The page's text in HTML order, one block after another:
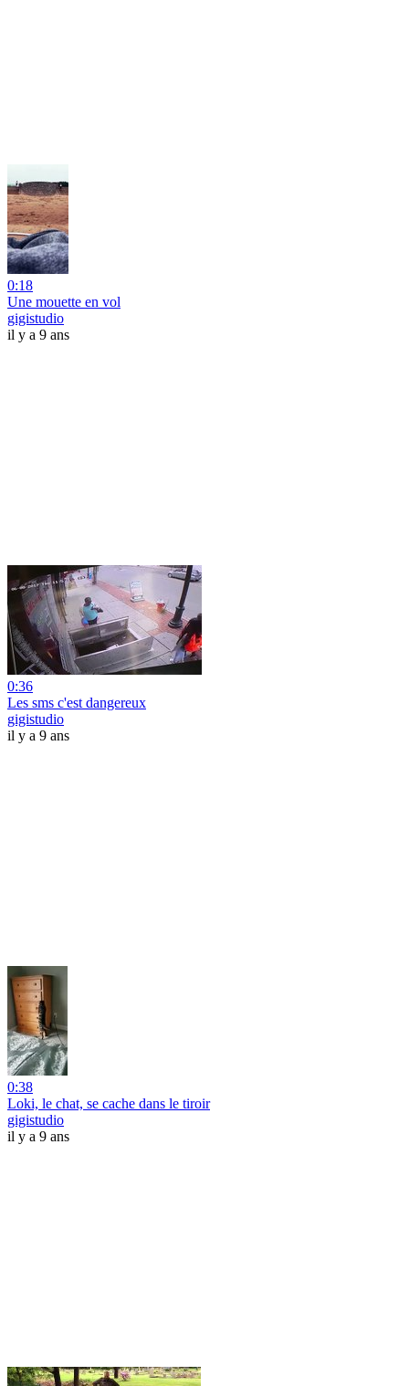
0:18
Une mouette en vol
gigistudio
il y a 9 ans
0:36
Les sms c'est dangereux
gigistudio
il y a 9 ans
0:38
Loki, le chat, se cache dans le tiroir
gigistudio
il y a 9 ans